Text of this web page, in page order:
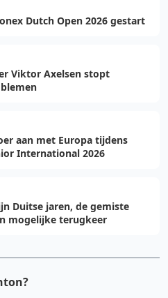
Dutch Open 2026 gestart
Viktor Axelsen stopt
aan met Europa tijdens
International 2026
Duitse jaren, de gemiste
mogelijke terugkeer